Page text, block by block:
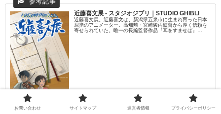
近藤喜文展 - スタジオジブリ｜STUDIO GHIBLI
近藤喜文展。近藤喜文は、新潟県五泉市に生まれ育った日本
屈指のアニメーター。高畑勲・宮崎駿両監督から厚く信頼を
寄せられていた。唯一の長編監督作品『耳をすませば』
www.ghibli.jp
お問い合わせ サイトマップ 運営者情報 プライバシーポリシー